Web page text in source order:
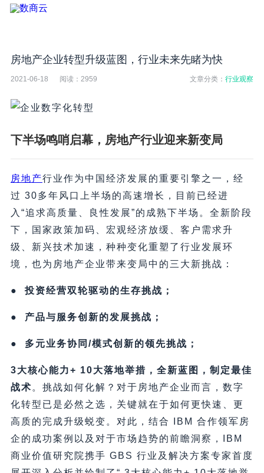
房地产企业转型升级蓝图，行业未来先睹为快
2021-06-18 阅读： 2959 文章分类：行业观察
下半场鸣哨启幕，房地产行业迎来新变局
房地产行业作为中国经济发展的重要引擎之一，经
过 30多年风口上半场的高速增长，目前已经进
入“追求高质量、良性发展”的成熟下半场。全新阶段
下，国家政策加码、宏观经济放缓、客户需求升
级、新兴技术加速，种种变化重塑了行业发展环
境，也为房地产企业带来变局中的三大新挑战：
● 投资经营双轮驱动的生存挑战；
● 产品与服务创新的发展挑战；
● 多元业务协同/模式创新的领先挑战；
3大核心能力+ 10大落地举措，全新蓝图，制定最佳
战术 。挑战如何化解？对于房地产企业而言，数字
化转型已是必然之选，关键就在于如何更快速、更
高质的完成升级蜕变。对此，结合 IBM 合作领军房
企的成功案例以及对于市场趋势的前瞻洞察，IBM
商业价值研究院携手 GBS 行业及解决方案专家首度